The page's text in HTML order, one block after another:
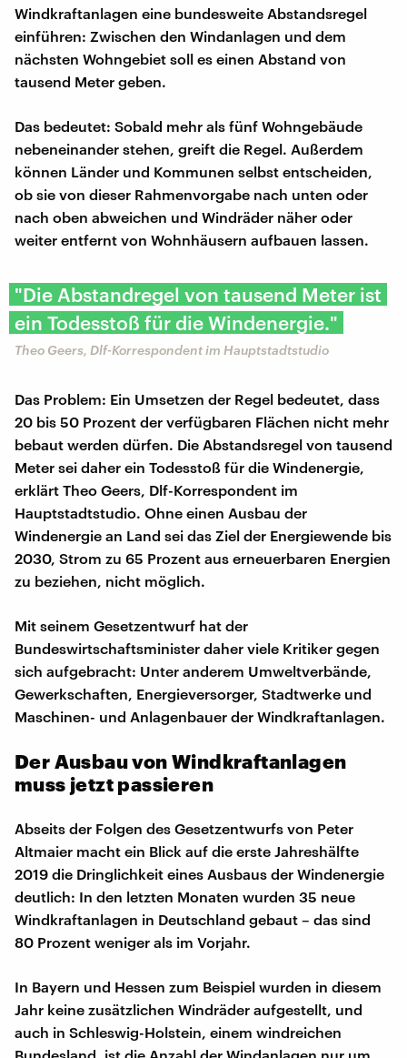
Windkraftanlagen eine bundesweite Abstandsregel
einführen: Zwischen den Windanlagen und dem
nächsten Wohngebiet soll es einen Abstand von
tausend Meter geben.
Das bedeutet: Sobald mehr als fünf Wohngebäude
nebeneinander stehen, greift die Regel. Außerdem
können Länder und Kommunen selbst entscheiden,
ob sie von dieser Rahmenvorgabe nach unten oder
nach oben abweichen und Windräder näher oder
weiter entfernt von Wohnhäusern aufbauen lassen.
"Die Abstandregel von tausend Meter ist
ein Todesstoß für die Windenergie."
Theo Geers, Dlf-Korrespondent im Hauptstadtstudio
Das Problem: Ein Umsetzen der Regel bedeutet, dass
20 bis 50 Prozent der verfügbaren Flächen nicht mehr
bebaut werden dürfen. Die Abstandsregel von tausend
Meter sei daher ein Todesstoß für die Windenergie,
erklärt Theo Geers, Dlf-Korrespondent im
Hauptstadtstudio. Ohne einen Ausbau der
Windenergie an Land sei das Ziel der Energiewende bis
2030, Strom zu 65 Prozent aus erneuerbaren Energien
zu beziehen, nicht möglich.
Mit seinem Gesetzentwurf hat der
Bundeswirtschaftsminister daher viele Kritiker gegen
sich aufgebracht: Unter anderem Umweltverbände,
Gewerkschaften, Energieversorger, Stadtwerke und
Maschinen- und Anlagenbauer der Windkraftanlagen.
Der Ausbau von Windkraftanlagen
muss jetzt passieren
Abseits der Folgen des Gesetzentwurfs von Peter
Altmaier macht ein Blick auf die erste Jahreshälfte
2019 die Dringlichkeit eines Ausbaus der Windenergie
deutlich: In den letzten Monaten wurden 35 neue
Windkraftanlagen in Deutschland gebaut – das sind
80 Prozent weniger als im Vorjahr.
In Bayern und Hessen zum Beispiel wurden in diesem
Jahr keine zusätzlichen Windräder aufgestellt, und
auch in Schleswig-Holstein, einem windreichen